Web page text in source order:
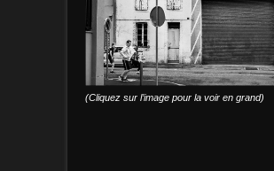
(Cliquez sur l’image pour la voir en grand)